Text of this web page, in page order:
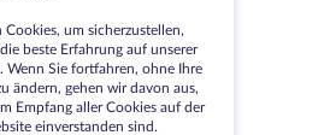
um sicherzustellen,
beste Erfahrung auf unserer
Wenn Sie fortfahren, ohne Ihre
ändern, gehen wir davon aus,
Empfang aller Cookies auf der
einverstanden sind.